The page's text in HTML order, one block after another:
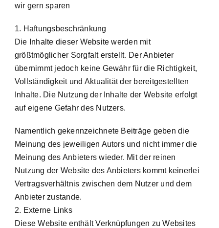
wir gern sparen
1. Haftungsbeschränkung
Die Inhalte dieser Website werden mit
größtmöglicher Sorgfalt erstellt. Der Anbieter
übernimmt jedoch keine Gewähr für die Richtigkeit,
Vollständigkeit und Aktualität der bereitgestellten
Inhalte. Die Nutzung der Inhalte der Website erfolgt
auf eigene Gefahr des Nutzers.
Namentlich gekennzeichnete Beiträge geben die
Meinung des jeweiligen Autors und nicht immer die
Meinung des Anbieters wieder. Mit der reinen
Nutzung der Website des Anbieters kommt keinerlei
Vertragsverhältnis zwischen dem Nutzer und dem
Anbieter zustande.
2. Externe Links
Diese Website enthält Verknüpfungen zu Websites